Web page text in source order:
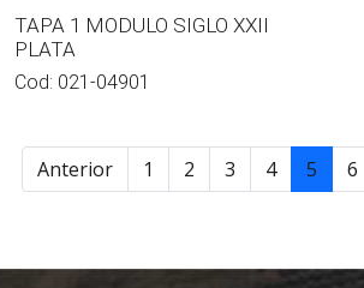
TAPA 1 MODULO SIGLO XXII
PLATA
Cod: 021-04901
Anterior 1 2 3 4 5 6